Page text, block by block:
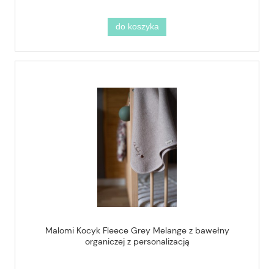
do koszyka
Malomi Kocyk Fleece Grey Melange z bawełny
organiczej z personalizacją